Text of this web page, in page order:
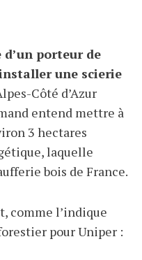
d’un porteur de
une scierie
Côté d’Azur
entend mettre à
3 hectares
laquelle
bois de France.
comme l’indique
pour Uniper :